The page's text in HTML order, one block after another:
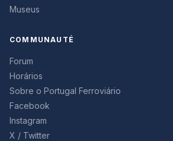
Museus
COMMUNAUTÉ
Forum
Horários
Sobre o Portugal Ferroviário
Facebook
Instagram
X / Twitter